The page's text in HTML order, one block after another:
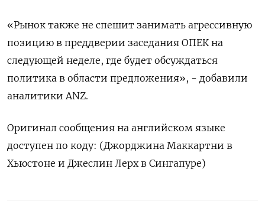
«Рынок также не спешит занимать агрессивную
позицию в преддверии заседания ОПЕК на
следующей неделе, где будет обсуждаться
политика в области предложения», - добавили
аналитики ANZ.
Оригинал сообщения на английском языке
доступен по коду: (Джорджина Маккартни в
Хьюстоне и Джеслин Лерх в Сингапуре)